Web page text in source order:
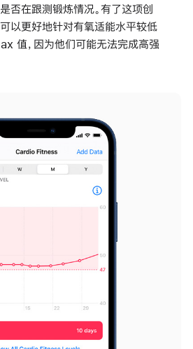
否在跟测锻炼情况。有了这项创
以更好地针对有氧适能水平较低
值，因为他们可能无法完成高强